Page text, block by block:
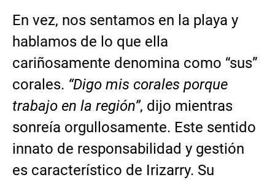
En vez, nos sentamos en la playa y
hablamos de lo que ella
cariñosamente denomina como “sus”
corales. “Digo mis corales porque
trabajo en la región”, dijo mientras
sonreía orgullosamente. Este sentido
innato de responsabilidad y gestión
es característico de Irizarry. Su